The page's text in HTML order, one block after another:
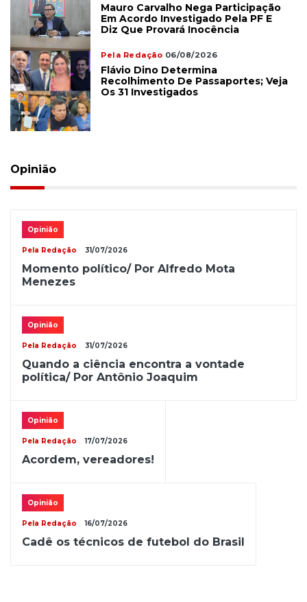
Mauro Carvalho Nega Participação
Em Acordo Investigado Pela PF E
Diz Que Provará Inocência
Pela Redação 06/08/2026
Flávio Dino Determina
Recolhimento De Passaportes; Veja
Os 31 Investigados
Opinião
Opinião
Pela Redação 31/07/2026
Momento político/ Por Alfredo Mota
Menezes
Opinião
Pela Redação 31/07/2026
Quando a ciência encontra a vontade
política/ Por Antônio Joaquim
Opinião
Pela Redação 17/07/2026
Acordem, vereadores!
Opinião
Pela Redação 16/07/2026
Cadê os técnicos de futebol do Brasil